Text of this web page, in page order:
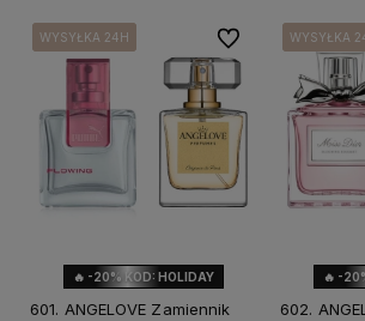
🔥 -20% KOD: HOLIDAY
WYSYŁKA 24H
WYSYŁKA 24H
WYSYŁKA 24H
WYSYŁKA 24H
601. ANGELOVE Zamiennik
Do ulubionych
🔥 -
WYSYŁKA
WYSYŁKA
WYSYŁKA
WYSYŁKA
602.